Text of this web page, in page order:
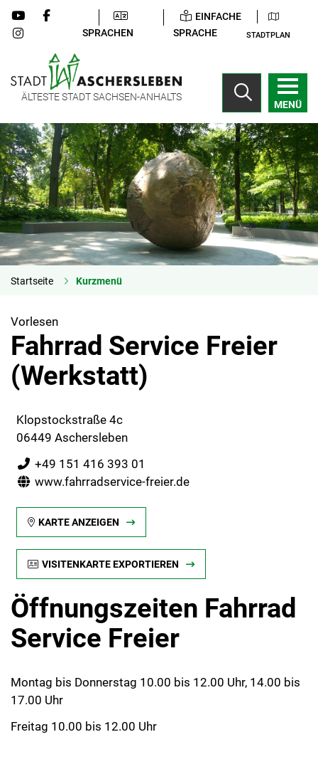
SPRACHEN
EINFACHE
SPRACHE
STADTPLAN
ÄLTESTE STADT SACHSEN-ANHALTS
MENÜ
Startseite Kurzmenü
Vorlesen
Fahrrad Service Freier
(Werkstatt)
Klopstockstraße 4c
06449 Aschersleben
+49 151 416 393 01
www.fahrradservice-freier.de
KARTE ANZEIGEN
VISITENKARTE EXPORTIEREN
Öffnungszeiten Fahrrad
Service Freier
Montag bis Donnerstag 10.00 bis 12.00 Uhr, 14.00 bis
17.00 Uhr
Freitag 10.00 bis 12.00 Uhr